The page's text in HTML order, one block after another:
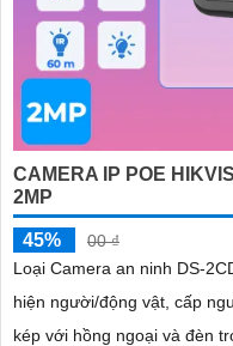
CAMERA IP POE
2MP
45%
00 ₫
Loại Camera an ninh DS-
hiện người/động vật, cấp nguồn qua
kép với hồng ngoại và đèn